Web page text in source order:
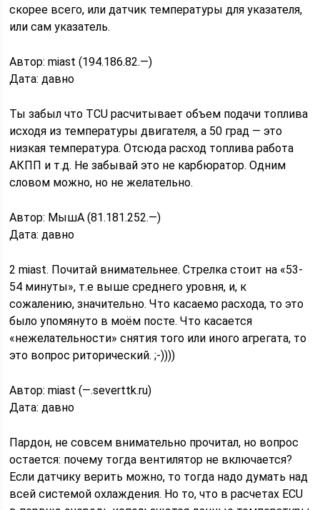
скорее всего, или датчик температуры для указателя,
или сам указатель.
Автор: miast (194.186.82.—)
Дата: давно
Ты забыл что TCU расчитывает объем подачи топлива
исходя из температуры двигателя, а 50 град — это
низкая температура. Отсюда расход топлива работа
АКПП и т.д. Не забывай это не карбюратор. Одним
словом можно, но не желательно.
Автор: МышА (81.181.252.—)
Дата: давно
2 miast. Почитай внимательнее. Стрелка стоит на «53-
54 минуты», т.е выше среднего уровня, и, к
сожалению, значительно. Что касаемо расхода, то это
было упомянуто в моём посте. Что касается
«нежелательности» снятия того или иного агрегата, то
это вопрос риторический. ;-))))
Автор: miast (—.severttk.ru)
Дата: давно
Пардон, не совсем внимательно прочитал, но вопрос
остается: почему тогда вентилятор не включается?
Если датчику верить можно, то тогда надо думать над
всей системой охлаждения. Но то, что в расчетах ECU